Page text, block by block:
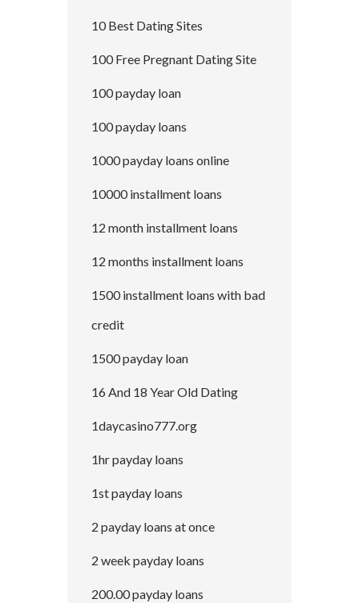
10 Best Dating Sites
100 Free Pregnant Dating Site
100 payday loan
100 payday loans
1000 payday loans online
10000 installment loans
12 month installment loans
12 months installment loans
1500 installment loans with bad
credit
1500 payday loan
16 And 18 Year Old Dating
1daycasino777.org
1hr payday loans
1st payday loans
2 payday loans at once
2 week payday loans
200.00 payday loans